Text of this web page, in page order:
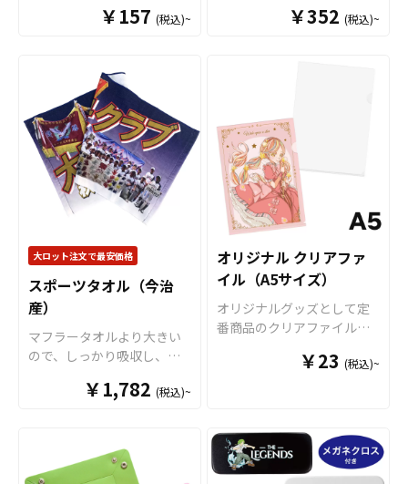
グッズ、スポーツチーム応
幅広い用途に対応可能なお
すすめ商品です。
えや盗難リスクを軽減する
部分はダイカットで製作す
ることができるのでブラン
ドイメージやキャラクター
などに合わせて、自由な形
状でデザインすることが可
能です。「アンブレラマー
カー」との名称ですが、Oリ
ングや8の字リングを使用し
ムとしてご利用いただけま
す アンブレラマーカーの傘
に取り付けるパーツ部分に
は2つの異なるパーツがあ
り、1つは「傘の柄に取り付
けるOリング」タイプ、もう
1つは「傘のつゆ先に取り付
ける8の字リング」タイプを
用意。 マークさせたい箇所
幅も広がります。 アンブレ
ラマーカーは傘の目印とし
￥157 (税込)~
冷缶カバー（スタビーホル
ーズンはもちろん、さまざ
まなシーンで活躍するアイ
テムです。本体のカラーは
全9色ご用意しておりますの
で、お客様のイメージやデ
ザインに合わせてお選びい
ただけます。 国内の自社工
場にて印刷いたしますの
で、短納期・小ロットでの
対応が可能です。グッズ制
作の専門スタッフがしっか
りサポートいたしますの
らお気軽にご相談くださ
￥352 (税込)~
大ロット注文で最安価格
スポーツタオル（今治
産）
マフラータオルより大きい
ので、しっかり吸収し、存
す。コンサートやフェスグ
に飾るタペストリーのよう
に、アニメやアイドルなど
￥1,782 (税込)~
オリジナル クリアファ
イル（A5サイズ）
オリジナルグッズとして定
番商品のクリアファイル。
トのクリアファイルは厚み
質のオフセット印刷で、写
真やイラストも鮮やかな発
色で仕上がります。超音波
￥23 (税込)~